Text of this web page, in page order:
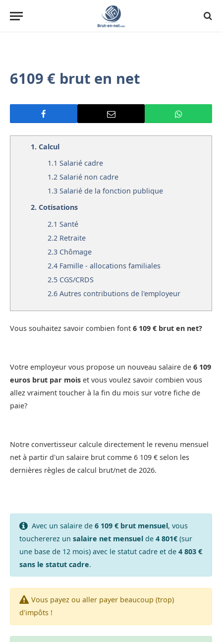
6109 € brut en net
1. Calcul
1.1 Salarié cadre
1.2 Salarié non cadre
1.3 Salarié de la fonction publique
2. Cotisations
2.1 Santé
2.2 Retraite
2.3 Chômage
2.4 Famille - allocations familiales
2.5 CGS/CRDS
2.6 Autres contributions de l'employeur
Vous souhaitez savoir combien font 6 109 € brut en net?
Votre employeur vous propose un nouveau salaire de 6 109
euros brut par mois et vous voulez savoir combien vous
allez vraiment toucher à la fin du mois sur votre fiche de
paie?
Notre convertisseur calcule directement le revenu mensuel
net à partir d'un salaire brut comme 6 109 € selon les
dernières règles de calcul brut/net de 2026.
Avec un salaire de 6 109 € brut mensuel, vous
touchererez un salaire net mensuelde 4 801€(sur
une base de 12 mois) avec le statut cadre et de 4 803 €
sans le statut cadre.
Vous payez ou aller payer beaucoup (trop)
d'impôts !